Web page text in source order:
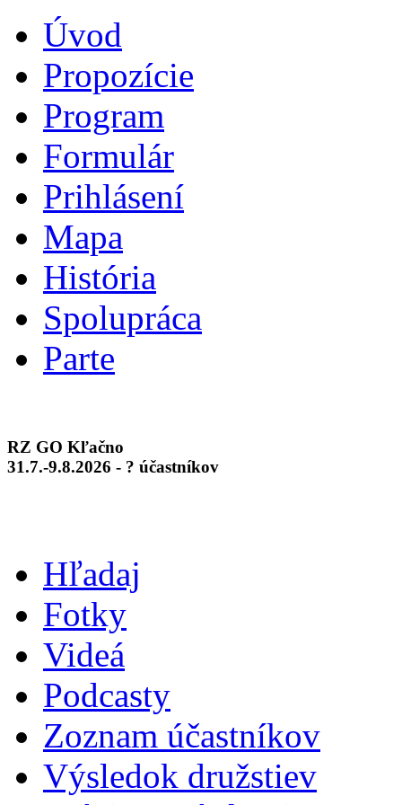
Úvod
Propozície
Program
Formulár
Prihlásení
Mapa
História
Spolupráca
Parte
RZ GO Kľačno
31.7.-9.8.2026 - ? účastníkov
Hľadaj
Fotky
Videá
Podcasty
Zoznam účastníkov
Výsledok družstiev